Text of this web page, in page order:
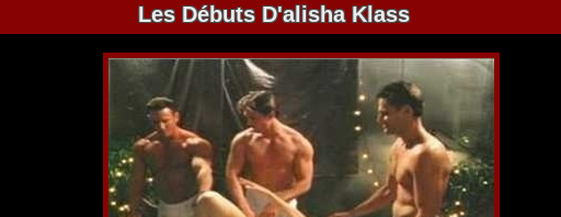
Les Débuts D'alisha Klass